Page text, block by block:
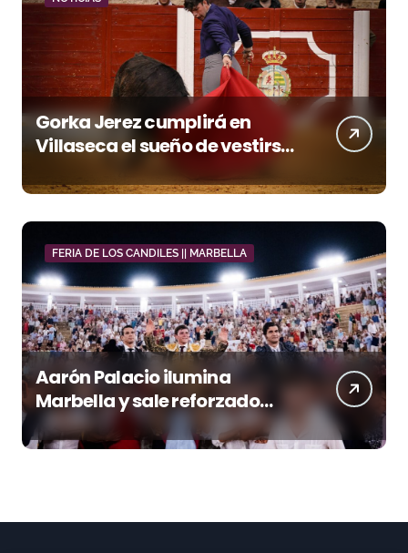
Gorka Jerez cumplirá en
Villaseca el sueño de vestirse
de luces ante los suyos
FERIA DE LOS CANDILES || MARBELLA
Aarón Palacio ilumina
Marbella y sale reforzado
junto a Manzanares y
Morante